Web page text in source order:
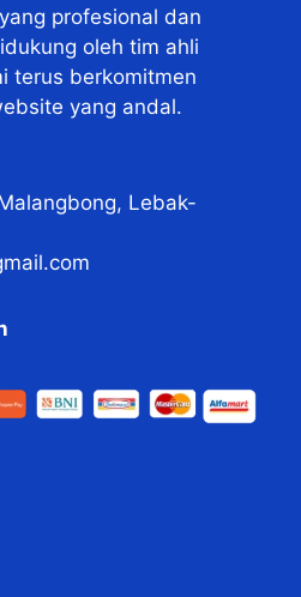
profesional dan
oleh tim ahli
terus berkomitmen
yang andal.
Lebak-